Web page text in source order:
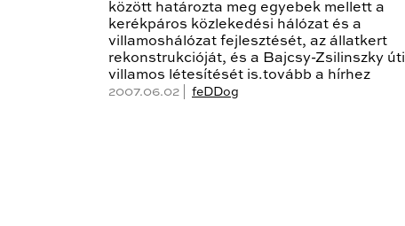
között határozta meg egyebek mellett a
kerékpáros közlekedési hálózat és a
villamoshálózat fejlesztését, az állatkert
rekonstrukcióját, és a Bajcsy-Zsilinszky úti
villamos létesítését is.tovább a hírhez
2007.06.02 | feDDog